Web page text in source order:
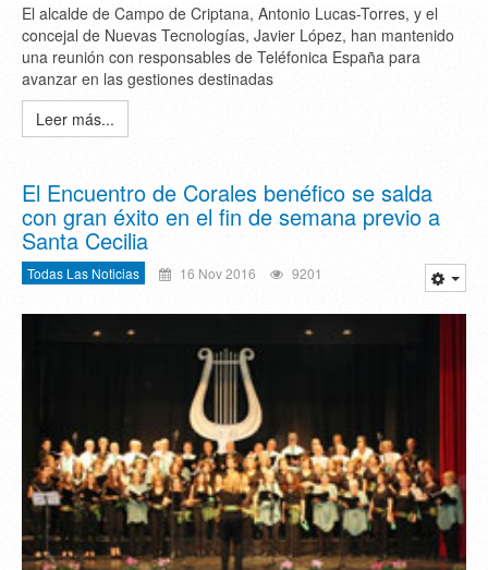
El alcalde de Campo de Criptana, Antonio Lucas-Torres, y el
concejal de Nuevas Tecnologías, Javier López, han mantenido
una reunión con responsables de Teléfonica España para
avanzar en las gestiones destinadas
Leer más...
El Encuentro de Corales benéfico se salda
con gran éxito en el fin de semana previo a
Santa Cecilia
Todas Las Noticias 16 Nov 2016 9201